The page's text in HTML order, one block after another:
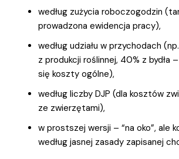
według zużycia roboczogodzin
prowadzona ewidencja pracy),
według udziału w przychodach
z produkcji roślinnej, 40% z bydła
się koszty ogólne),
według liczby DJP (dla kosztów
ze zwierzętami),
w prostszej wersji – “na oko”, ale
według jasnej zasady zapisanej